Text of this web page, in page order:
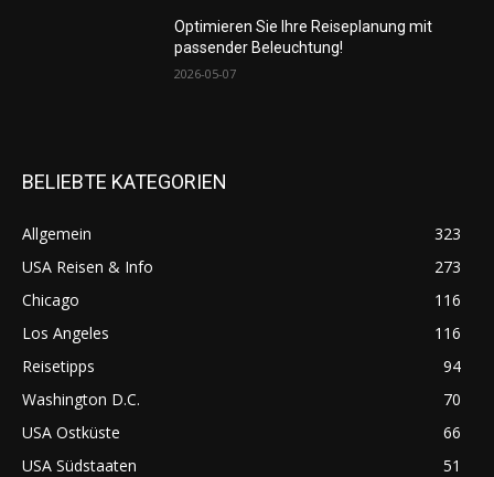
Optimieren Sie Ihre Reiseplanung mit
passender Beleuchtung!
2026-05-07
BELIEBTE KATEGORIEN
Allgemein
323
USA Reisen & Info
273
Chicago
116
Los Angeles
116
Reisetipps
94
Washington D.C.
70
USA Ostküste
66
USA Südstaaten
51